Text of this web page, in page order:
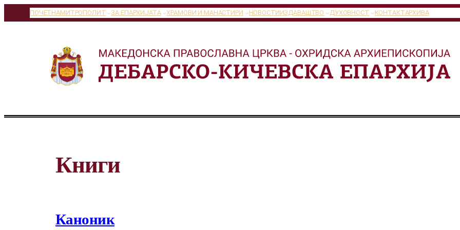
на
ПОЧЕТНАМИТРОПОЛИТ ЗА ЕПАРХИЈАТА ХРАМОВИ И МАНАСТИРИ НОВОСТИИЗДАВАШТВО ДУХОВНОСТ КОНТАКТАРХИВА
Книги
Каноник